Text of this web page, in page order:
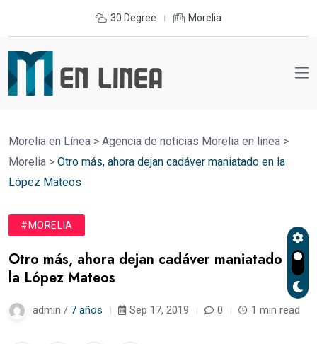
30 Degree Morelia
Morelia en Línea > Agencia de noticias Morelia en linea >
Morelia > Otro más, ahora dejan cadáver maniatado en la
López Mateos
#MORELIA
Otro más, ahora dejan cadáver maniatado en
la López Mateos
admin / 7 años Sep 17, 2019 0 1 min read